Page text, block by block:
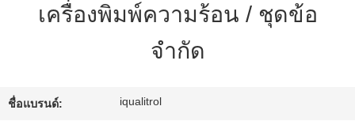
คุณภาพ
เว็บไซต์
เครื่องพิมพ์ความร้อน / ชุดข้อ
จำกัด
ชื่อแบรนด์: iqualitrol